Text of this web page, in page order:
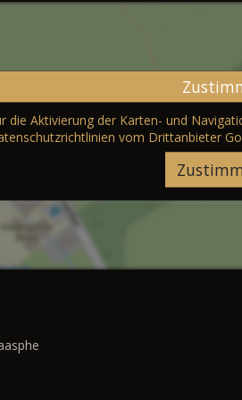
die Aktivierung der Karten- und
vom Drittanbieter